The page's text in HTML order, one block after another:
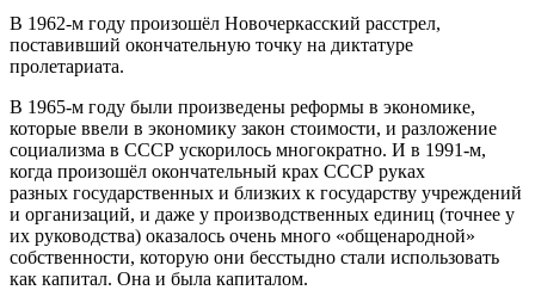
В 1962-м году произошёл Новочеркасский расстрел,
поставивший окончательную точку на диктатуре
пролетариата.
В 1965-м году были произведены реформы в экономике,
которые ввели в экономику закон стоимости, и разложение
социализма в СССР ускорилось многократно. И в 1991-м,
когда произошёл окончательный крах СССР руках
разных государственных и близких к государству учреждений
и организаций, и даже у производственных единиц (точнее у
их руководства) оказалось очень много «общенародной»
собственности, которую они бесстыдно стали использовать
как капитал. Она и была капиталом.